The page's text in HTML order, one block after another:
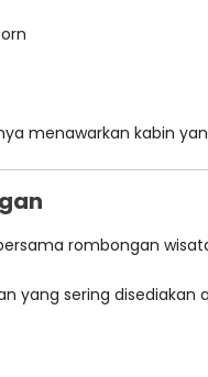
menawarkan kabin
rombongan
yang sering disediakan